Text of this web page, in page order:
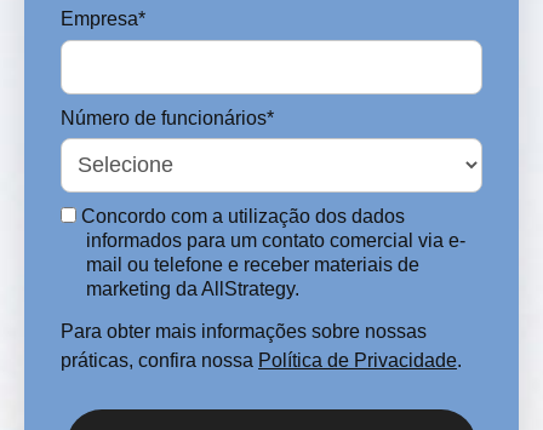
Empresa*
Número de funcionários*
Concordo com a utilização dos dados
informados para um contato comercial via e-
mail ou telefone e receber materiais de
marketing da AllStrategy.
Para obter mais informações sobre nossas
práticas, confira nossa Política de Privacidade.